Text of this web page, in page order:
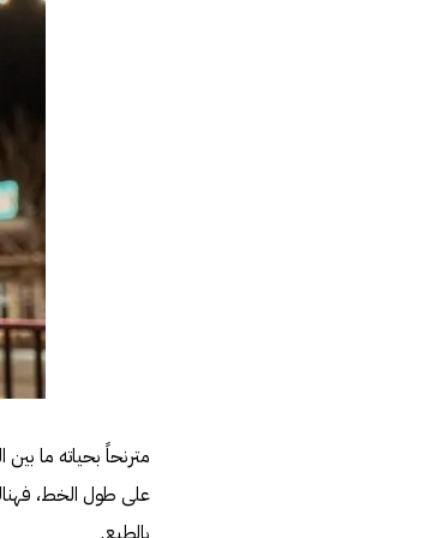
مترنحاً بحياته ما
على طول الخط،